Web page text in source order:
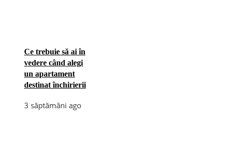
Ce trebuie să ai în
vedere când alegi
un apartament
destinat închirierii
3 săptămâni ago